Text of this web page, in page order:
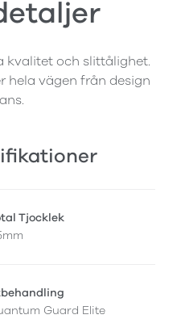
kvalitet och slittålighet.
hela vägen från design
Tjocklek
Guard Elite